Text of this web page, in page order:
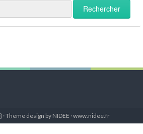
Theme design by NIDEE · www.nidee.fr